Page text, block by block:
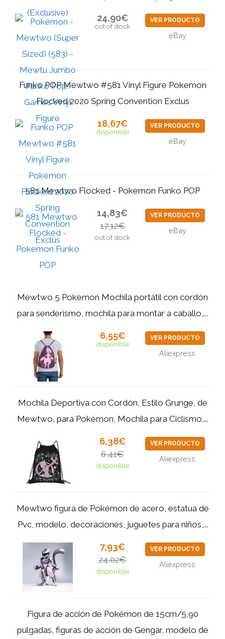
24,90€
out of stock
VER PRODUCTO
eBay
Funko POP Mewtwo #581 Vinyl Figure Pokemon
Flocked 2020 Spring Convention Exclus
18,67€
disponible
VER PRODUCTO
eBay
581 Mewtwo Flocked - Pokemon Funko POP
14,83€
17,12€
out of stock
VER PRODUCTO
eBay
Mewtwo 5 Pokemon Mochila portátil con cordón
para senderismo, mochila para montar a caballo,...
6,55€
disponible
VER PRODUCTO
Aliexpress
Mochila Deportiva con Cordón, Estilo Grunge, de
Mewtwo, para Pokémon, Mochila para Ciclismo,...
6,38€
6,41€
disponible
VER PRODUCTO
Aliexpress
Mewtwo figura de Pokémon de acero, estatua de
Pvc, modelo, decoraciones, juguetes para niños,...
7,93€
24,02€
disponible
VER PRODUCTO
Aliexpress
Figura de acción de Pokémon de 15cm/5,90
pulgadas, figuras de acción de Gengar, modelo de